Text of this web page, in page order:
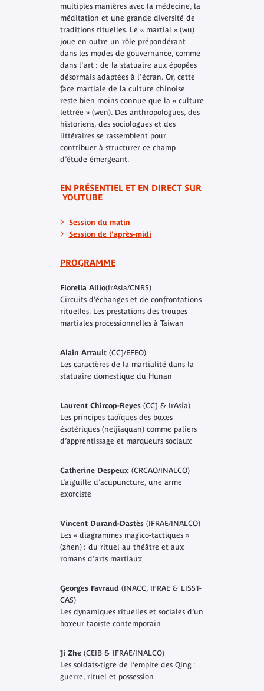
multiples manières avec la médecine, la
méditation et une grande diversité de
traditions rituelles. Le « martial » (wu)
joue en outre un rôle prépondérant
dans les modes de gouvernance, comme
dans l'art : de la statuaire aux épopées
désormais adaptées à l'écran. Or, cette
face martiale de la culture chinoise
reste bien moins connue que la « culture
lettrée » (wen). Des anthropologues, des
historiens, des sociologues et des
littéraires se rassemblent pour
contribuer à structurer ce champ
d’étude émergeant.
EN PRÉSENTIEL ET EN DIRECT SUR
YOUTUBE
Session du matin
Session de l'après-midi
PROGRAMME
Fiorella Allio(IrAsia/CNRS)
Circuits d’échanges et de confrontations
rituelles. Les prestations des troupes
martiales processionnelles à Taiwan
Alain Arrault(CCJ/EFEO)
Les caractères de la martialité dans la
statuaire domestique du Hunan
Laurent Chircop-Reyes(CCJ & IrAsia)
Les principes taoïques des boxes
ésotériques (neijiaquan) comme paliers
d’apprentissage et marqueurs sociaux
Catherine Despeux(CRCAO/INALCO)
L’aiguille d’acupuncture, une arme
exorciste
Vincent Durand-Dastès (IFRAE/INALCO)
Les « diagrammes magico-tactiques »
(zhen) : du rituel au théâtre et aux
romans d'arts martiaux
Georges Favraud (INACC, IFRAE & LISST-
CAS)
Les dynamiques rituelles et sociales d’un
boxeur taoïste contemporain
Ji Zhe (CEIB & IFRAE/INALCO)
Les soldats-tigre de l’empire des Qing :
guerre, rituel et possession